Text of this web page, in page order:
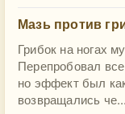
Мазь против
Грибок на ногах
Перепробовал
но эффект был
возвращались че...